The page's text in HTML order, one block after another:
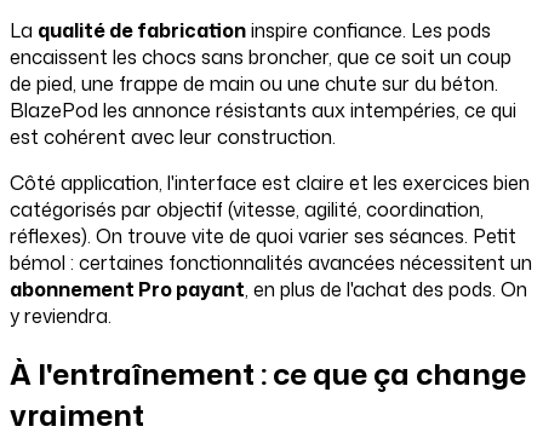
La qualité de fabricationinspire confiance. Les pods
encaissent les chocs sans broncher, que ce soit un coup
de pied, une frappe de main ou une chute sur du béton.
BlazePod les annonce résistants aux intempéries, ce qui
est cohérent avec leur construction.
Côté application, l'interface est claire et les exercices bien
catégorisés par objectif (vitesse, agilité, coordination,
réflexes). On trouve vite de quoi varier ses séances. Petit
bémol : certaines fonctionnalités avancées nécessitent un
abonnement Pro payant, en plus de l'achat des pods. On
y reviendra.
À l'entraînement : ce que ça change
vraiment